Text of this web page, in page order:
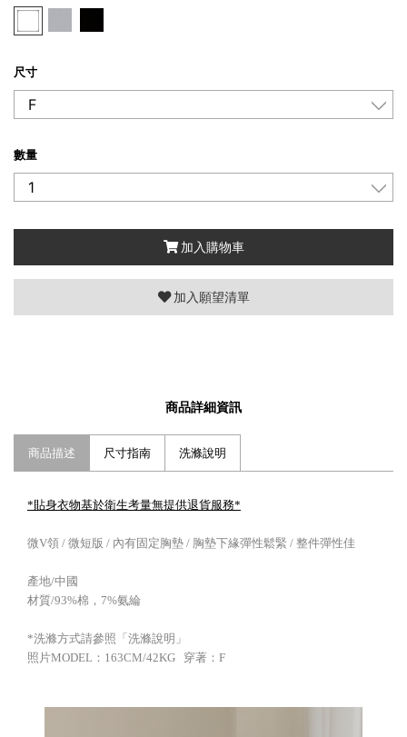
尺寸
數量
加入購物車
加入願望清單
商品詳細資訊
商品描述 尺寸指南 洗滌說明
*貼身衣物基於衛生考量無提供退貨服務*
微V領 / 微短版 / 內有固定胸墊 / 胸墊下緣彈性鬆緊 / 整件彈性佳
產地/中國
材質/93%棉，7%氨綸
*洗滌方式請參照「洗滌說明」
照片MODEL：163CM/42KG 穿著：F